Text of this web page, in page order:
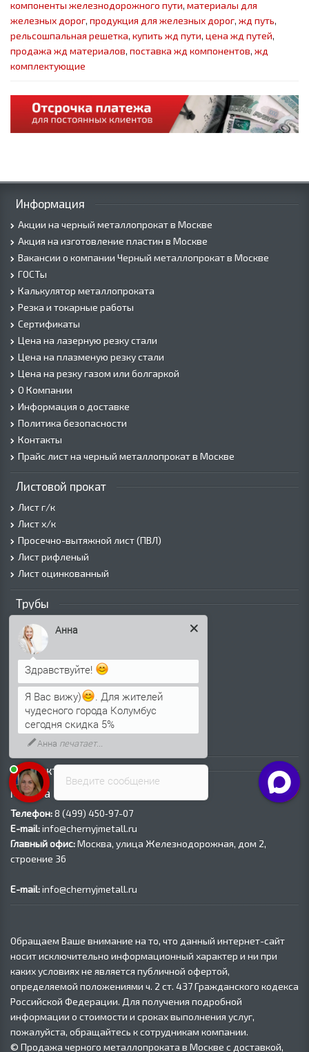
компоненты железнодорожного пути, материалы для
железных дорог, продукция для железных дорог, жд путь,
рельсошпальная решетка, купить жд пути, цена жд путей,
продажа жд материалов, поставка жд компонентов, жд
комплектующие
Информация
Акции на черный металлопрокат в Москве
Акция на изготовление пластин в Москве
Вакансии о компании Черный металлопрокат в Москве
ГОСТы
Калькулятор металлопроката
Резка и токарные работы
Сертификаты
Цена на лазерную резку стали
Цена на плазменую резку стали
Цена на резку газом или болгаркой
О Компании
Информация о доставке
Политика безопасности
Контакты
Прайс лист на черный металлопрокат в Москве
Листовой прокат
Лист г/к
Лист х/к
Просечно-вытяжной лист (ПВЛ)
Лист рифленый
Лист оцинкованный
Трубы
Трубы горячедеформированные
Труба холоднодеформированная
Трубы ВГП (Водогазопроводные)
Трубы ВГП оцинкованные
Трубы электросварные круглые
Трубы электросварные квадратные
Трубы электросварные прямоугольные
Трубы электросварные оцинкованные
Контакты
Москва
Телефон:8 (499) 450‑97-07
E-mail:info@chernyjmetall.ru
Главный офис:Москва, улица Железнодорожная, дом 2,
строение 36
E-mail:info@chernyjmetall.ru
Обращаем Ваше внимание на то, что данный интернет-сайт
носит исключительно информационный характер и ни при
каких условиях не является публичной офертой,
определяемой положениями ч. 2 ст. 437 Гражданского кодекса
Российской Федерации. Для получения подробной
информации о стоимости и сроках выполнения услуг,
пожалуйста, обращайтесь к сотрудникам компании.
© Продажа черного металлопроката в Москве с доставкой,
Введите сообщение
Анна
Здравствуйте!
Я Вас вижу)
. Для жителей
чудесного города Колумбус
сегодня скидка 5%
Анна печатает...